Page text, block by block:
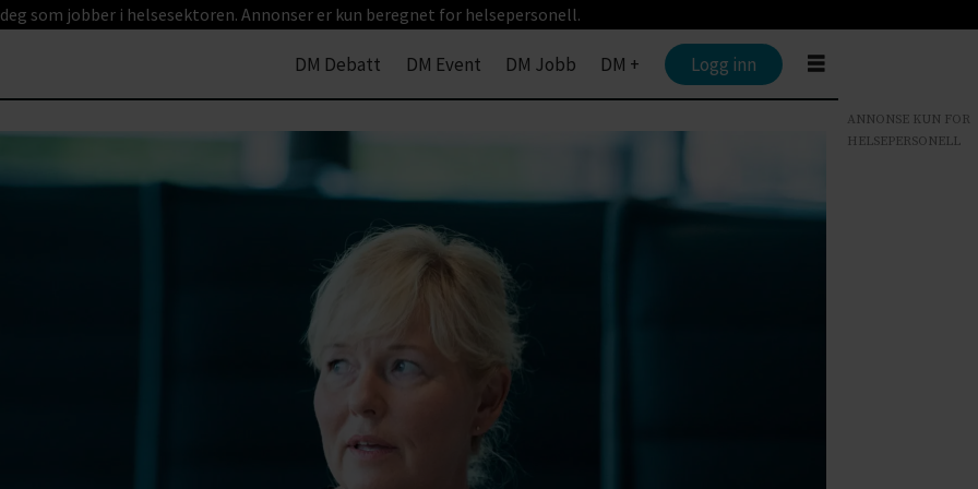
som jobber i helsesektoren. Annonser er kun beregnet for helsepersonell.
DM Debatt DM Event DM Jobb DM + Logg inn
ANNONSE KUN FOR
HELSEPERSONELL